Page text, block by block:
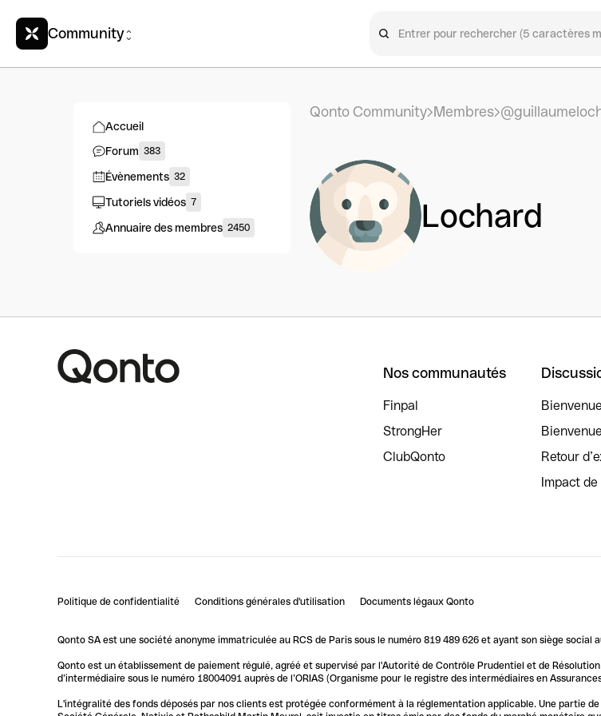
Community
Accueil
Forum 383
Évènements 32
Tutoriels vidéos 7
Annuaire des membres 2450
Qonto Community Membres
Lochard
Nos communautés
Finpal
StrongHer
ClubQonto
Retour
Impact
Politique de confidentialité Conditions générales d'utilisation Documents légaux Qonto
Qonto SA est une société anonyme immatriculée au RCS de Paris sous le numéro 819 489 626 et ayant son siège social
Qonto est un établissement de paiement régulé, agréé et supervisé par l'Autorité de Contrôle Prudentiel et de
d’intermédiaire sous le numéro 18004091 auprès de l’ORIAS (Organisme pour le registre des intermédiaires en
L'intégralité des fonds déposés par nos clients est protégée conformément à la réglementation applicable. Une partie